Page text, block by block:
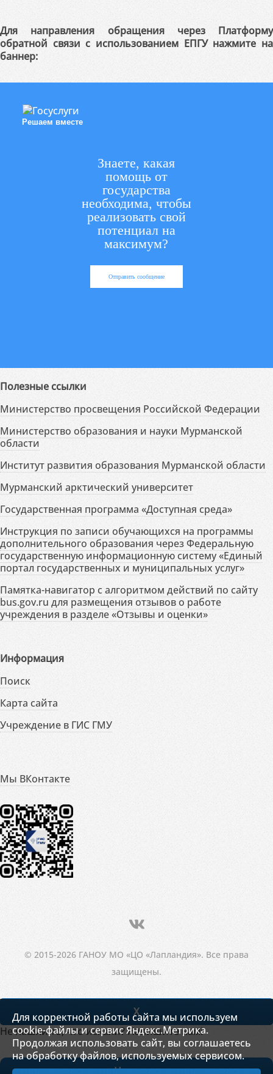
Для направления обращения через Платформу
обратной связи с использованием ЕПГУ нажмите на
баннер:
Решаем вместе
Знаете, какая
помощь от
государства
необходима, чтобы
реализовать свой
потенциал на
максимум?
Отправить сообщение
Полезные ссылки
Министерство просвещения Российской Федерации
Министерство образования и науки Мурманской
области
Институт развития образования Мурманской области
Мурманский арктический университет
Государственная программа «Доступная среда»
Инструкция по записи обучающихся на программы
дополнительного образования через Федеральную
государственную информационную систему «Единый
портал государственных и муниципальных услуг»
Памятка-навигатор с алгоритмом действий по сайту
bus.gov.ru для размещения отзывов о работе
учреждения в разделе «Отзывы и оценки»
Информация
Поиск
Карта сайта
Учреждение в ГИС ГМУ
Мы ВКонтакте
© 2015-2026 ГАНОУ МО «ЦО «Лапландия». Все права
защищены.
Для корректной работы сайта мы используем
cookie-файлы и сервис Яндекс.Метрика.
Продолжая использовать сайт, вы соглашаетесь
на обработку файлов, используемых сервисом.
X
Не нашли то, что искали? Напишите нам!
Написать